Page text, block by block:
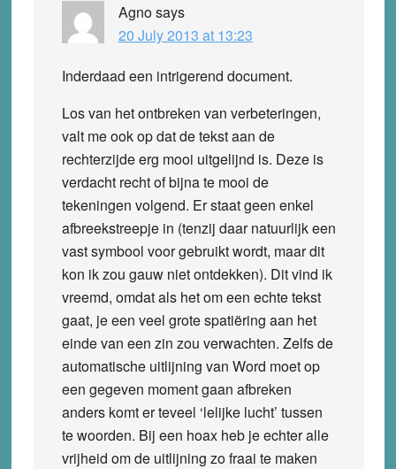
Agnosays
20 July 2013 at 13:23
Inderdaad een intrigerend document.
Los van het ontbreken van verbeteringen,
valt me ook op dat de tekst aan de
rechterzijde erg mooi uitgelijnd is. Deze is
verdacht recht of bijna te mooi de
tekeningen volgend. Er staat geen enkel
afbreekstreepje in (tenzij daar natuurlijk een
vast symbool voor gebruikt wordt, maar dit
kon ik zou gauw niet ontdekken). Dit vind ik
vreemd, omdat als het om een echte tekst
gaat, je een veel grote spatiëring aan het
einde van een zin zou verwachten. Zelfs de
automatische uitlijning van Word moet op
een gegeven moment gaan afbreken
anders komt er teveel ‘lelijke lucht’ tussen
te woorden. Bij een hoax heb je echter alle
vrijheid om de uitlijning zo fraai te maken